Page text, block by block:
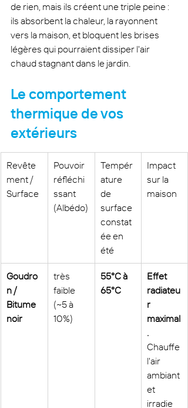
de rien, mais ils créent une triple peine :
ils absorbent la chaleur, la rayonnent
vers la maison, et bloquent les brises
légères qui pourraient dissiper l'air
chaud stagnant dans le jardin.
Le comportement
thermique de vos
extérieurs
Revête
ment /
Surface
Pouvoir
réfléchi
ssant
(Albédo)
Tempér
ature
de
surface
constat
ée en
été
Impact
sur la
maison
Goudro
n /
Bitume
noir
très
faible
(~5 à
10%)
55°C à
65°C
Effet
radiateu
r
maximal
.
Chauffe
l'air
ambiant
et
irradie